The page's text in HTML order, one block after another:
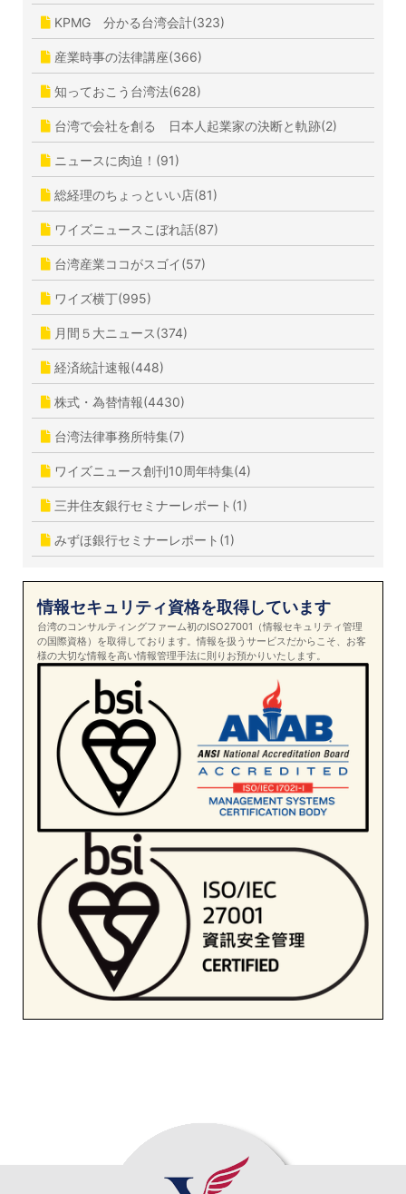
KPMG 分かる台湾会計(323)
産業時事の法律講座(366)
知っておこう台湾法(628)
台湾で会社を創る 日本人起業家の決断と軌跡(2)
ニュースに肉迫！(91)
総経理のちょっといい店(81)
ワイズニュースこぼれ話(87)
台湾産業ココがスゴイ(57)
ワイズ横丁(995)
月間５大ニュース(374)
経済統計速報(448)
株式・為替情報(4430)
台湾法律事務所特集(7)
ワイズニュース創刊10周年特集(4)
三井住友銀行セミナーレポート(1)
みずほ銀行セミナーレポート(1)
情報セキュリティ資格を取得しています
台湾のコンサルティングファーム初のISO27001（情報セキュリティ管理
の国際資格）を取得しております。情報を扱うサービスだからこそ、お客
様の大切な情報を高い情報管理手法に則りお預かりいたします。